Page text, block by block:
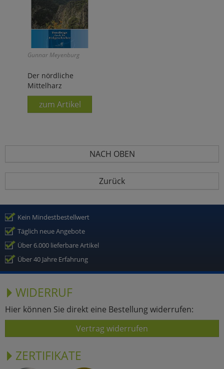
Gunnar Meyenburg
Der nördliche
Mittelharz
zum Artikel
NACH OBEN
Zurück
Kein Mindestbestellwert
Täglich neue Angebote
Über 6.000 lieferbare Artikel
Über 40 Jahre Erfahrung
WIDERRUF
Hier können Sie direkt eine Bestellung widerrufen:
Vertrag widerrufen
ZERTIFIKATE